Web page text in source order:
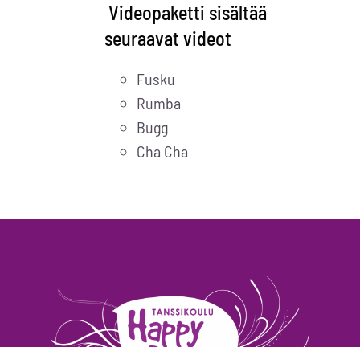
Videopaketti sisältää
seuraavat videot
Fusku
Rumba
Bugg
Cha Cha